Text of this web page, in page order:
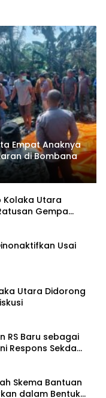
Empat Anaknya
di Bombana
Kolaka Utara
Gempa
Usai
Utara Didorong
RS Baru sebagai
Respons Sekda
Skema Bantuan
dalam Bentuk